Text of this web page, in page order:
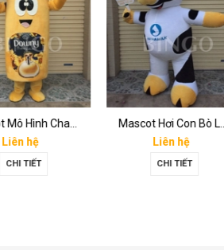
Mascot Mô Hình Chai Downy Màu Vàng
Liên hệ
CHI TIẾT
Mascot Hơi Con Bò Lothamilk
Liên hệ
CHI TIẾT